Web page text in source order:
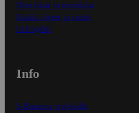
Näin tilaat ja muokkaat
Kaikki ohjeet ja vinkit
In English
Info
S-Business yrityksille